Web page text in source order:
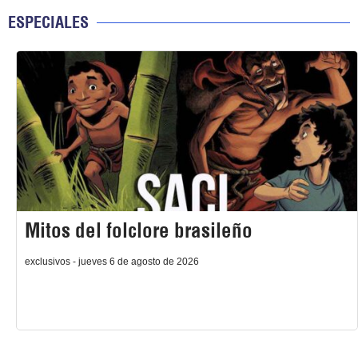
ESPECIALES
Mitos del folclore brasileño
exclusivos - jueves 6 de agosto de 2026